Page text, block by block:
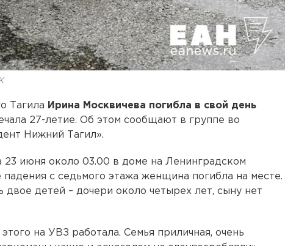
Тагила Ирина Москвичева погибла в свой день
27-летие. Об этом сообщают в группе во
Нижний Тагил».
23 июня около 03.00 в доме на Ленинградском
падения с седьмого этажа женщина погибла на месте.
двое детей – дочери около четырех лет, сыну нет
на УВЗ работала. Семья приличная, очень